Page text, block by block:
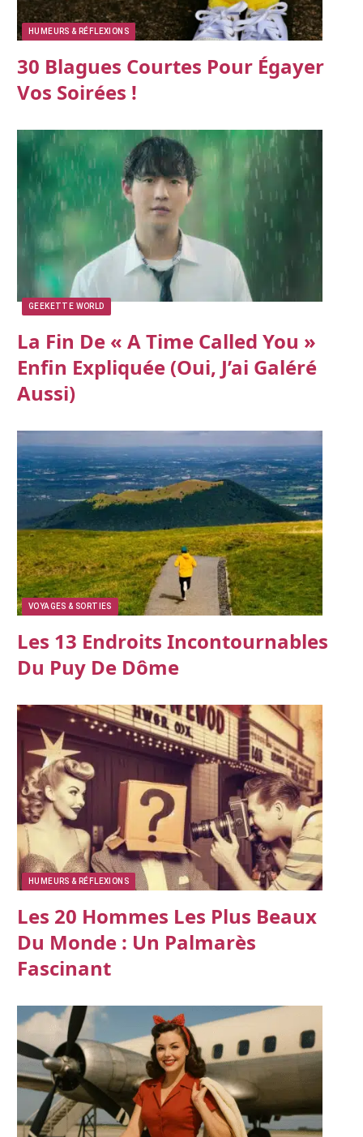
HUMEURS & RÉFLEXIONS
30 Blagues Courtes Pour Égayer
Vos Soirées !
GEEKETTE WORLD
La Fin De « A Time Called You »
Enfin Expliquée (oui, J’ai Galéré
Aussi)
VOYAGES & SORTIES
Les 13 Endroits Incontournables
Du Puy De Dôme
HUMEURS & RÉFLEXIONS
Les 20 Hommes Les Plus Beaux
Du Monde : Un Palmarès
Fascinant